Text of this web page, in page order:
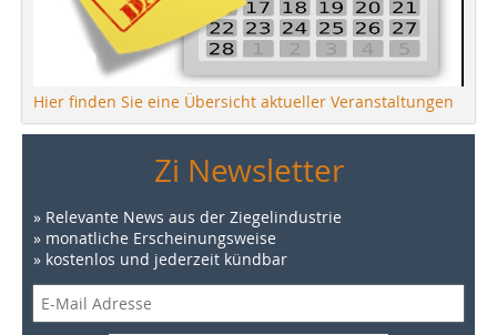
Hier finden Sie eine Übersicht aktueller Veranstaltungen
Zi Newsletter
» Relevante News aus der Ziegelindustrie
» monatliche Erscheinungsweise
» kostenlos und jederzeit kündbar